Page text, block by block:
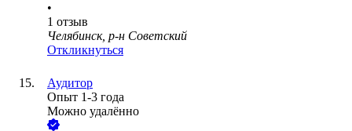
•
1 отзыв
Челябинск, р-н Советский
Откликнуться
Аудитор
Опыт 1-3 года
Можно удалённо